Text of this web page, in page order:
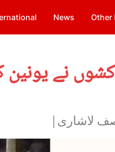
News Other
نے یونین
لاشاری|